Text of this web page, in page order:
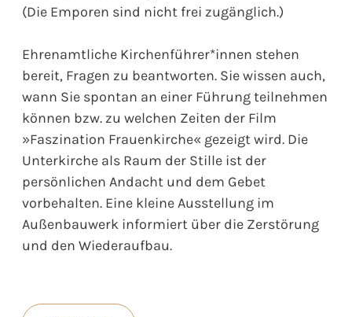
(Die Emporen sind nicht frei zugänglich.)
Ehrenamtliche Kirchenführer*innen stehen
bereit, Fragen zu beantworten. Sie wissen auch,
wann Sie spontan an einer Führung teilnehmen
können bzw. zu welchen Zeiten der Film
»Faszination Frauenkirche« gezeigt wird. Die
Unterkirche als Raum der Stille ist der
persönlichen Andacht und dem Gebet
vorbehalten. Eine kleine Ausstellung im
Außenbauwerk informiert über die Zerstörung
und den Wiederaufbau.